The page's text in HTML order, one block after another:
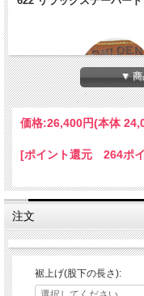
▼ 商
価格:26,400円(本体
[ポイント還元 264ポ
注文
裾上げ(股下の長さ):